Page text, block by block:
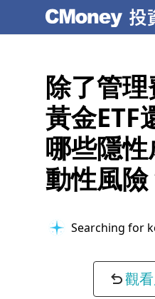
除了管
黃金ETF
哪些隱
動性風險
Searching for
觀